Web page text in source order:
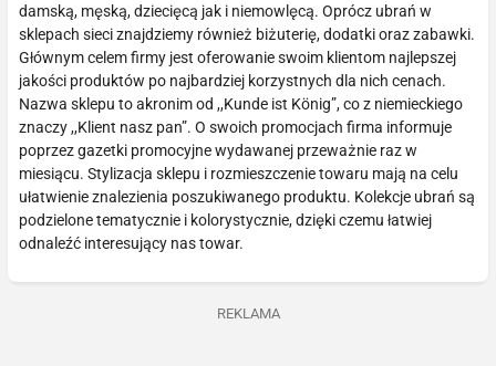
damską, męską, dziecięcą jak i niemowlęcą. Oprócz ubrań w
sklepach sieci znajdziemy również biżuterię, dodatki oraz zabawki.
Głównym celem firmy jest oferowanie swoim klientom najlepszej
jakości produktów po najbardziej korzystnych dla nich cenach.
Nazwa sklepu to akronim od ,,Kunde ist König”, co z niemieckiego
znaczy ,,Klient nasz pan”. O swoich promocjach firma informuje
poprzez gazetki promocyjne wydawanej przeważnie raz w
miesiącu. Stylizacja sklepu i rozmieszczenie towaru mają na celu
ułatwienie znalezienia poszukiwanego produktu. Kolekcje ubrań są
podzielone tematycznie i kolorystycznie, dzięki czemu łatwiej
odnaleźć interesujący nas towar.
REKLAMA